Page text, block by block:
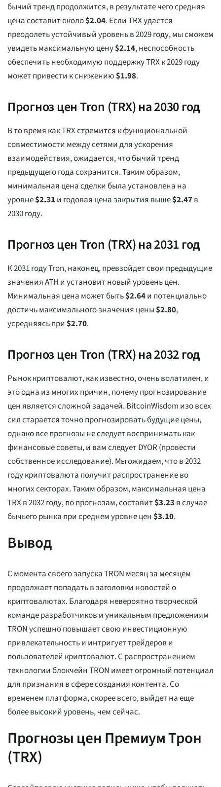
бычий тренд продолжится, в результате чего средняя
цена составит около$2.04. Если TRX удастся
преодолеть устойчивый уровень в 2029 году, мы сможем
увидеть максимальную цену$2.14, неспособность
обеспечить необходимую поддержку TRX к 2029 году
может привести к снижению$1.98.
Прогноз цен Tron (TRX) на 2030 год
В то время как TRX стремится к функциональной
совместимости между сетями для ускорения
взаимодействия, ожидается, что бычий тренд
предыдущего года сохранится. Таким образом,
минимальная цена сделки была установлена на
уровне$2.31 и годовая цена закрытия выше$2.47в
2030 году.
Прогноз цен Tron (TRX) на 2031 год
К 2031 году Tron, наконец, превзойдет свои предыдущие
значения ATH и установит новый уровень цен.
Минимальная цена может быть$2.64и потенциально
достичь максимального значения цены$2.80,
усредняясь при$2.70.
Прогноз цен Tron (TRX) на 2032 год
Рынок криптовалют, как известно, очень волатилен, и
это одна из многих причин, почему прогнозирование
цен является сложной задачей. BitcoinWisdom изо всех
сил старается точно прогнозировать будущие цены,
однако все прогнозы не следует воспринимать как
финансовые советы, и вам следует DYOR (провести
собственное исследование). Мы ожидаем, что в 2032
году криптовалюта получит распространение во
многих секторах. Таким образом, максимальная цена
TRX в 2032 году, по прогнозам, составит$3.23 в случае
бычьего рынка при среднем уровне цен$3.10.
Вывод
С момента своего запуска TRON месяц за месяцем
продолжает попадать в заголовки новостей о
криптовалютах. Благодаря невероятно творческой
команде разработчиков и уникальным предложениям
TRON успешно повышает свою инвестиционную
привлекательность и интригует трейдеров и
пользователей криптовалют. С распространением
технологии блокчейн TRON имеет огромный потенциал
для признания в сфере создания контента. Со
временем платформа, скорее всего, выйдет на еще
более высокий уровень, чем сейчас.
Прогнозы цен Премиум Трон
(TRX)